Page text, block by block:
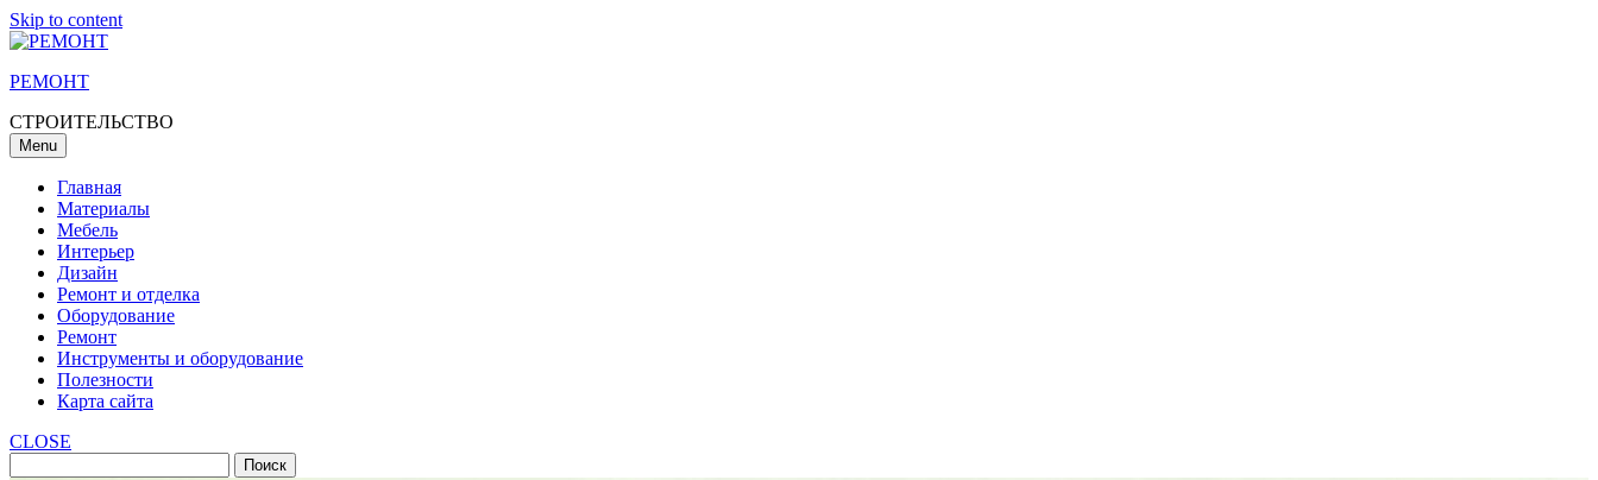
Skip to content
РЕМОНТ
СТРОИТЕЛЬСТВО
Menu
Главная
Материалы
Мебель
Интерьер
Дизайн
Ремонт и отделка
Оборудование
Ремонт
Инструменты и оборудование
Полезности
Карта сайта
CLOSE